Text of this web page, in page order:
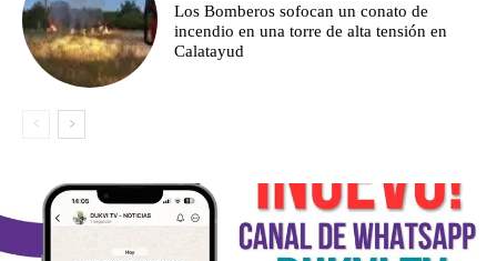
Los Bomberos sofocan un conato de
incendio en una torre de alta tensión en
Calatayud